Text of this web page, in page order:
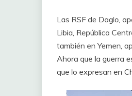
Las RSF de Daglo,
Libia, República
también en Yemen,
Ahora que la guerra
que lo expresan en